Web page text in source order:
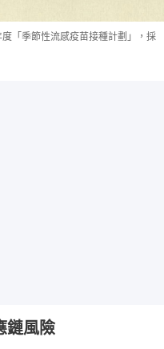
「季節性流感疫苗接種計劃」，採
鏈風險